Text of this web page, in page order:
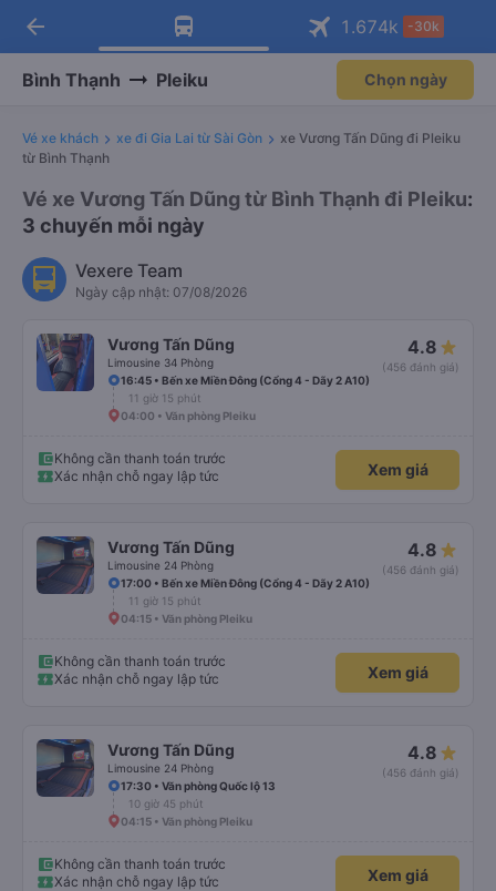
Tải app Vexere ngay!
Nhận ưu đãi thành viên độc
Mở app
Tải app Vexere
-30k/ghế khi đặt vé máy bay qua
Mở app
arrow_back 1.674k -30k
Bình Thạnh Pleiku Chọn ngày
Vé xe khách xe đi Gia Lai từ Sài Gòn
xe Vương Tấn Dũng đi Pleiku
từ Bình Thạnh
Vé xe Vương Tấn Dũng từ Bình Thạnh đi Pleiku:
3 chuyến mỗi ngày
Vexere Team
Ngày cập nhật: 07/08/2026
Vương Tấn Dũng
Limousine 34 Phòng
4.8
(456 đánh giá)
16:45 • Bến xe Miền Đông (Cổng 4 - Dãy 2 A10)
11 giờ 15 phút
04:00 • Văn phòng Pleiku
Không cần thanh toán trước
Xác nhận chỗ ngay lập tức
Xem giá
Vương Tấn Dũng
Limousine 24 Phòng
4.8
(456 đánh giá)
17:00 • Bến xe Miền Đông (Cổng 4 - Dãy 2 A10)
11 giờ 15 phút
04:15 • Văn phòng Pleiku
Không cần thanh toán trước
Xác nhận chỗ ngay lập tức
Xem giá
Vương Tấn Dũng
Limousine 24 Phòng
4.8
(456 đánh giá)
17:30 • Văn phòng Quốc lộ 13
10 giờ 45 phút
04:15 • Văn phòng Pleiku
Không cần thanh toán trước
Xác nhận chỗ ngay lập tức
Xem giá